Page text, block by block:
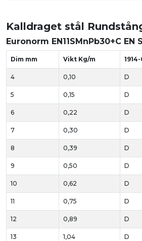
Kalldraget stål
Euronorm EN11SMnPb30+C EN
Dim mm Vikt Kg/m
4 0,10 D
5 0,15 D
6 0,22 D
7 0,30 D
8 0,39 D
9 0,50 D
10 0,62 D
11 0,75 D
12 0,89 D
13 1,04 D